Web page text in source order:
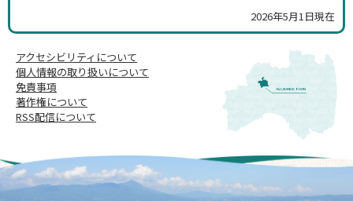
アクセシビリティについて
個人情報の取り扱いについて
免責事項
著作権について
RSS配信について
2026年5月1日現在